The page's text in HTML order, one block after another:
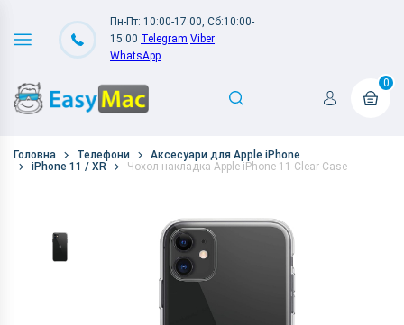
Пн-Пт: 10:00-17:00, Сб:10:00-
15:00 Telegram Viber
WhatsApp
0
Головна Телефони
Аксесуари для Apple iPhone
iPhone 11 / XR
Чохол накладка Apple iPhone 11 Clear Case